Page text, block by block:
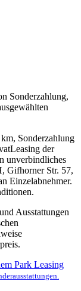
Sonderzahlung,
Sonderzahlung
der
unverbindliches
Gifhorner Str. 57,
Einzelabnehmer.
Ausstattungen
Leasing